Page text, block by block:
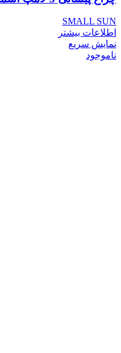
SMALL SUN
اطلاعات بیشتر
نمایش سریع
ناموجود